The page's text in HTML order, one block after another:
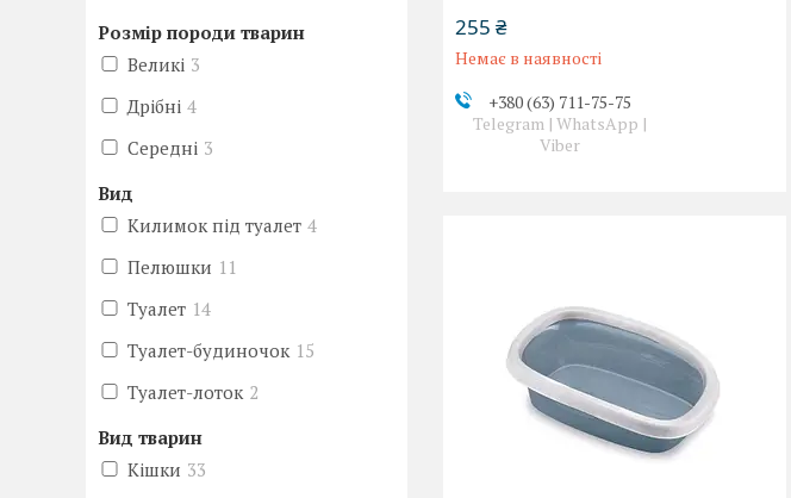
255 ₴
Немає в наявності
+380 (63) 711-75-75
Telegram | WhatsApp |
Viber
Розмір породи тварин
Великі 3
Дрібні 4
Середні 3
Вид
Килимок під туалет 4
Пелюшки 11
Туалет 14
Туалет-будиночок 15
Туалет-лоток 2
Вид тварин
Кішки 33